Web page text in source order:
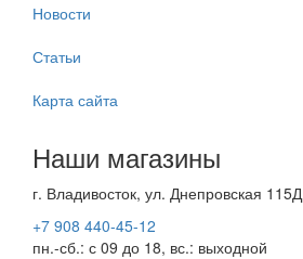
Новости
Статьи
Карта сайта
Наши магазины
г. Владивосток, ул. Днепровская 115Д
+7 908 440-45-12
пн.-сб.: с 09 до 18, вс.: выходной